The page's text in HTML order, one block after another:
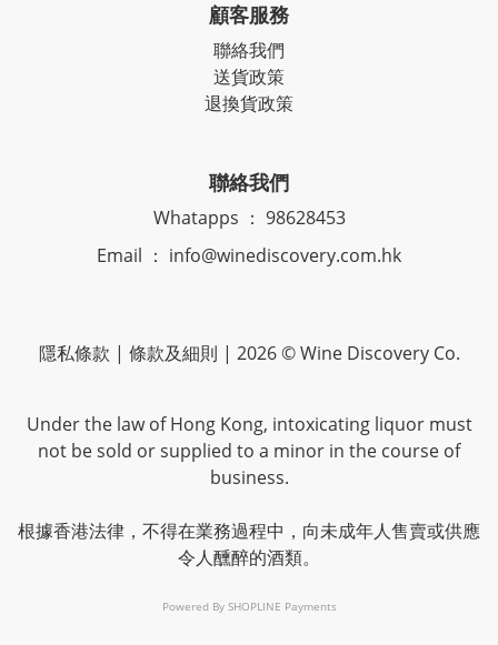
顧客服務
聯絡我們
送貨政策
退換貨政策
聯絡我們
Whatapps ： 98628453
Email ： info@winediscovery.com.hk
隱私條款 | 條款及細則 | 2026 © Wine Discovery Co.
Under the law of Hong Kong, intoxicating liquor must
not be sold or supplied to a minor in the course of
business.
根據香港法律，不得在業務過程中，向未成年人售賣或供應
令人醺醉的酒類。
Powered By SHOPLINE Payments